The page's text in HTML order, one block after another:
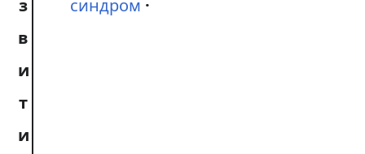
з
в
и
т
и
синдром